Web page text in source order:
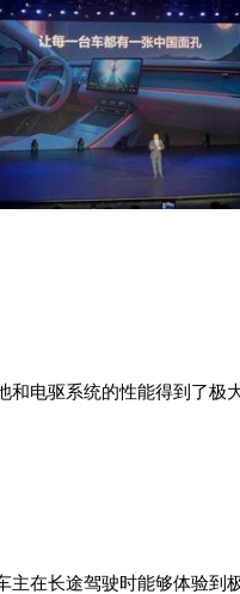
和电驱系统的性能得到了极
在长途驾驶时能够体验到